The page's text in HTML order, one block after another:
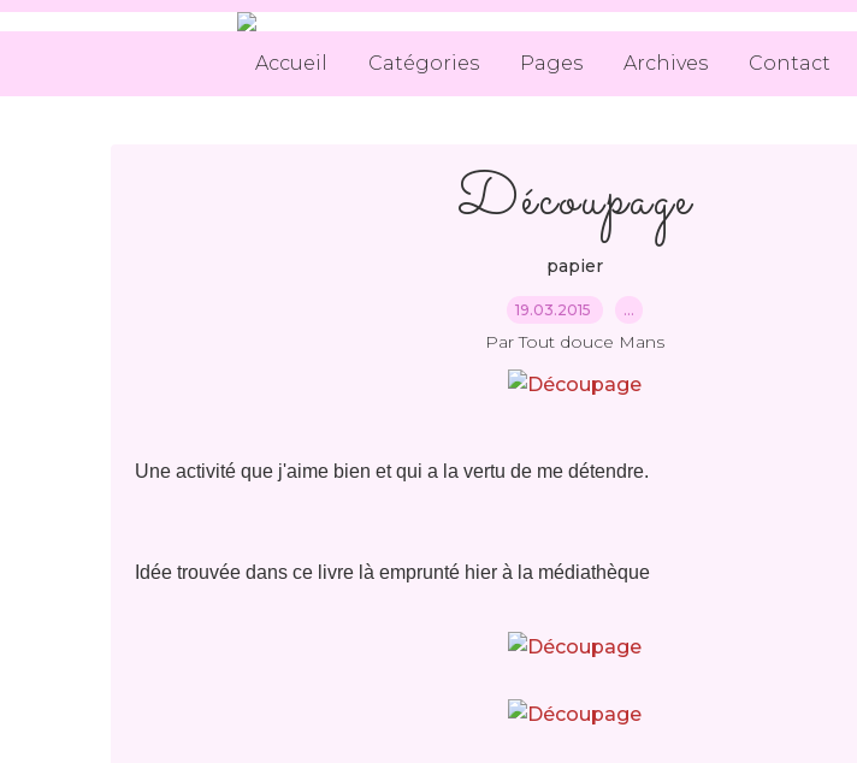
Accueil Catégories Pages Archives Contact
Découpage
papier
19.03.2015 …
Par Tout douce Mans
Une activité que j'aime bien et qui a la vertu de me détendre.
Idée trouvée dans ce livre là emprunté hier à la médiathèque